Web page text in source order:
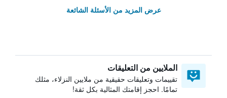
عرض المزيد من الأسئلة الشائعة
الملايين من التعليقات
تقييمات وتعليقات حقيقية من ملايين النزلاء، مثلك
تمامًا. احجز إقامتك المثالية بكل ثقة!